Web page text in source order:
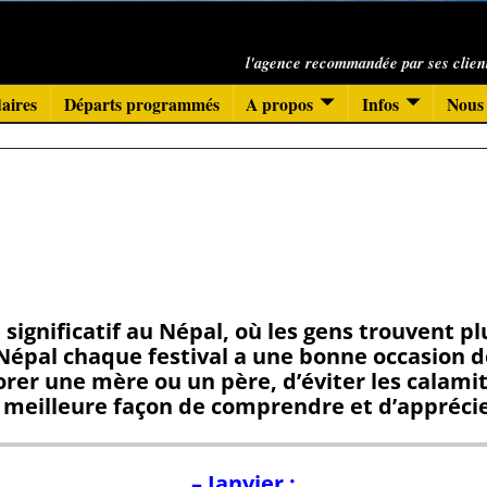
l'agence recommandée par ses
Départs programmés A propos Infos
au Népal, où les gens trouvent
chaque festival a une bonne occasion
une mère ou un père, d’éviter les
façon de comprendre et